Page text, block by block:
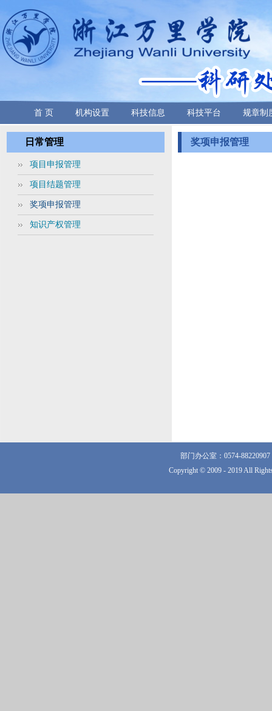
首 页 机构设置 科技信息 科技平台 规章制
日常管理
项目申报管理
项目结题管理
奖项申报管理
知识产权管理
奖项申报管理
部门办公室：0574-
Copyright © 2009 - 2019 All